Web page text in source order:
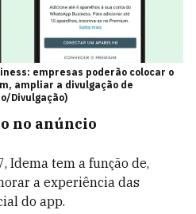
empresas poderão colocar o
ampliar a divulgação de
Divulgação)
no anúncio
Idema tem a função de,
a experiência das
do app.